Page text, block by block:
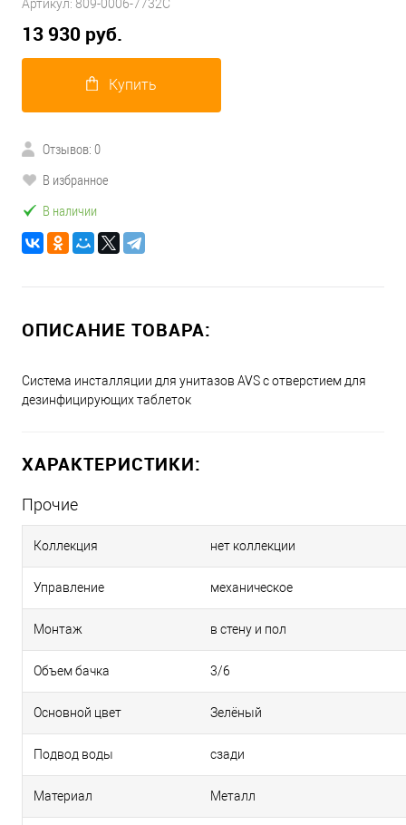
Артикул: 809-0006-7732C
13 930 руб.
Купить
Отзывов: 0
В избранное
В наличии
ОПИСАНИЕ ТОВАРА:
Система инсталляции для унитазов AVS с отверстием для
дезинфицирующих таблеток
ХАРАКТЕРИСТИКИ:
Прочие
Коллекция нет коллекции
Управление механическое
Монтаж в стену и пол
Объем бачка 3/6
Основной цвет Зелёный
Подвод воды сзади
Материал Металл